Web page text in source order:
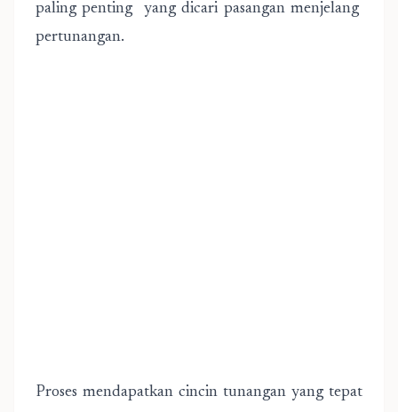
paling penting yang dicari pasangan menjelang
pertunangan.
Proses mendapatkan cincin tunangan yang tepat